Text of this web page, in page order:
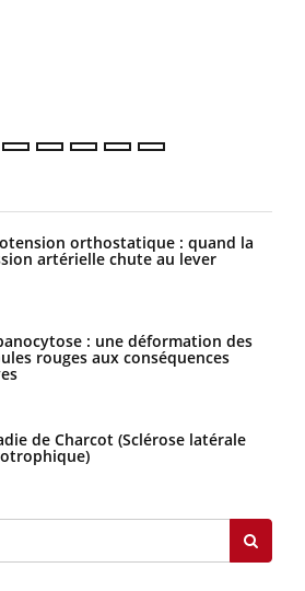
orthostatique : quand la
artérielle chute au lever
: une déformation des
rouges aux conséquences
de Charcot (Sclérose latérale